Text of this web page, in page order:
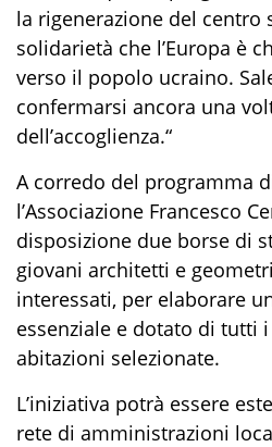
la rigenerazione del centro
solidarietà che l’Europa è
verso il popolo ucraino.
confermarsi ancora una
dell’accoglienza.“
A corredo del programma
l’Associazione Francesco
disposizione due borse di
giovani architetti e
interessati, per elaborare
essenziale e dotato di tutti
abitazioni selezionate.
L’iniziativa potrà essere
rete di amministrazioni